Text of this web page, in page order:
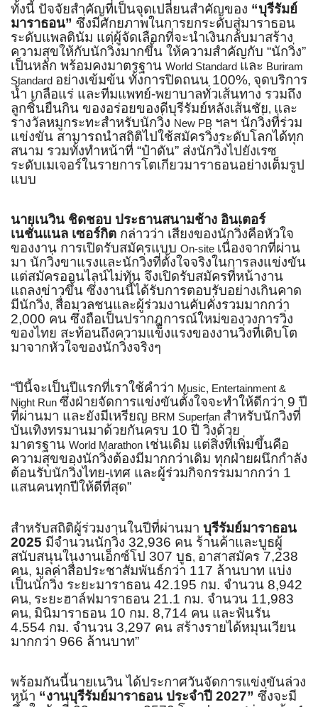
ทั้งนี้ ปัจจัยสำคัญที่เป็นจุดเปลี่ยนสำคัญของ “บุรีรัมย์
มาราธอน” ซึ่งมีศักยภาพในการยกระดับสู่มาราธอน
ระดับแพลตินัม แต่ผู้จัดเลือกที่จะนำเงินกลับมาสร้าง
ความสุขให้กับนักวิ่งมากขึ้น ให้ความสำคัญกับ “นักวิ่ง”
เป็นหลัก พร้อมคงมาตรฐาน World Standard และ Buriram
Standard อย่างเข้มข้น ทั้งการปิดถนน 100%, จุดบริการ
น้ำ เกลือแร่ และทีมแพทย์-พยาบาลทั่วเส้นทาง รวมถึง
ลูกชิ้นยืนกิน ของอร่อยของดีบุรีรัมย์หลังเส้นชัย, และ
รางวัลหมูกระทะสำหรับนักวิ่ง New PB ฯลฯ นักวิ่งที่ร่วม
แข่งขัน สามารถนำสถิติไปใช้สมัครวิ่งระดับโลกได้ทุก
สนาม รวมทั้งทำหน้าที่ “ป๋าดัน” ส่งนักวิ่งไปยังเรซ
ระดับเมเจอร์ในรายการโตเกียวมาราธอนอย่างเต็มรูป
แบบ
นายเนวิน ชิดชอบ ประธานสนามช้าง อินเตอร์
เนชั่นแนล เซอร์กิต กล่าวว่า เสียงของนักวิ่งคือหัวใจ
ของงาน การเปิดรับสมัครแบบ On-site เนื่องจากที่ผ่าน
มา นักวิ่งขาแรงและนักวิ่งที่ตั้งใจจริงในการลงแข่งขัน
แต่สมัครออนไลน์ไม่ทัน จึงเปิดรับสมัครที่หน้างาน
แถลงข่าวขึ้น ซึ่งงานนี้ได้รับการตอบรับอย่างเกินคาด
มีนักวิ่ง, สื่อมวลชนและผู้ร่วมงานคับคั่งรวมมากกว่า
2,000 คน ซึ่งถือเป็นปรากฎการณ์ใหม่ของวงการวิ่ง
ของไทย สะท้อนถึงความแข็งแรงของงานวิ่งที่เติบโต
มาจากหัวใจของนักวิ่งจริงๆ
“ปีนี้จะเป็นปีแรกที่เราใช้คำว่า Music, Entertainment &
Night Run ซึ่งฝ่ายจัดการแข่งขันตั้งใจจะทำให้ดีกว่า 9 ปี
ที่ผ่านมา และยังมีเหรียญ BRM Superfan สำหรับนักวิ่งที่
บันเทิงทรมานมาด้วยกันครบ 10 ปี วิ่งด้วย
มาตรฐาน World Marathon เช่นเดิม แต่สิ่งที่เพิ่มขึ้นคือ
ความสุขของนักวิ่งต้องมีมากกว่าเดิม ทุกฝ่ายผนึกกำลัง
ต้อนรับนักวิ่งไทย-เทศ และผู้ร่วมกิจกรรมมากกว่า 1
แสนคนทุกปีให้ดีที่สุด”
สำหรับสถิติผู้ร่วมงานในปีที่ผ่านมา บุรีรัมย์มาราธอน
2025 มีจำนวนนักวิ่ง 32,936 คน ร้านค้าและบูธผู้
สนับสนุนในงานเอ็กซ์โป 307 บูธ, อาสาสมัคร 7,238
คน, มูลค่าสื่อประชาสัมพันธ์กว่า 117 ล้านบาท แบ่ง
เป็นนักวิ่ง ระยะมาราธอน 42.195 กม. จำนวน 8,942
คน, ระยะฮาล์ฟมาราธอน 21.1 กม. จำนวน 11,983
คน, มินิมาราธอน 10 กม. 8,714 คน และฟันรัน
4.554 กม. จำนวน 3,297 คน สร้างรายได้หมุนเวียน
มากกว่า 966 ล้านบาท”
พร้อมกันนี้นายเนวิน ได้ประกาศวันจัดการแข่งขันล่วง
หน้า “งานบุรีรัมย์มาราธอน ประจำปี 2027” ซึ่งจะมี